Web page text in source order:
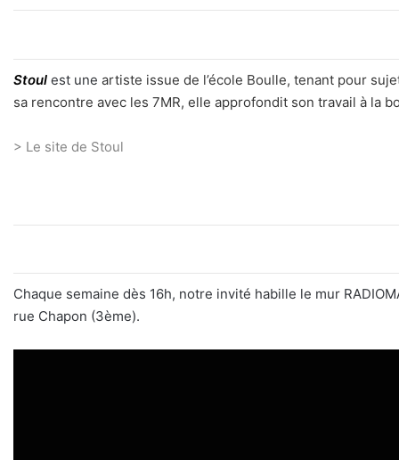
Stoul est une artiste issue de l’école Boulle, tenant pour
sa rencontre avec les 7MR, elle approfondit son travail à la
> Le site de Stoul
Chaque semaine dès 16h, notre invité habille le mur
rue Chapon (3ème).